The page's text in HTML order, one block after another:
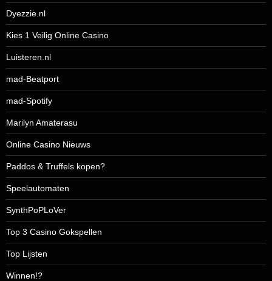
Dyezzie.nl
Kies 1 Veilig Online Casino
Luisteren.nl
mad-Beatport
mad-Spotify
Marilyn Amaterasu
Online Casino Nieuws
Paddos & Truffels kopen?
Speelautomaten
SynthPoPLoVer
Top 3 Casino Gokspellen
Top Lijsten
Winnen!?